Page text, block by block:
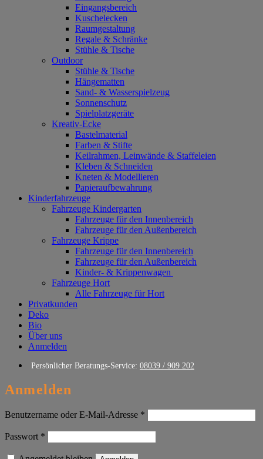
Eingangsbereich
Kuschelecken
Raumgestaltung
Regale & Schränke
Stühle & Tische
Outdoor
Stühle & Tische
Hängematten
Sand- & Wasserspielzeug
Sonnenschutz
Spielplatzgeräte
Kreativ-Ecke
Bastelmaterial
Farben & Stifte
Keilrahmen, Leinwände & Staffeleien
Kleben & Schneiden
Kneten & Modellieren
Papieraufbewahrung
Kinderfahrzeuge
Fahrzeuge Kindergarten
Fahrzeuge für den Innenbereich
Fahrzeuge für den Außenbereich
Fahrzeuge Krippe
Fahrzeuge für den Innenbereich
Fahrzeuge für den Außenbereich
Kinder- & Krippenwagen
Fahrzeuge Hort
Alle Fahrzeuge für Hort
Privatkunden
Deko
Bio
Über uns
Anmelden
Persönlicher Beratungs-Service: 08039 / 909 202
Anmelden
Benutzername oder E-Mail-Adresse *
Passwort *